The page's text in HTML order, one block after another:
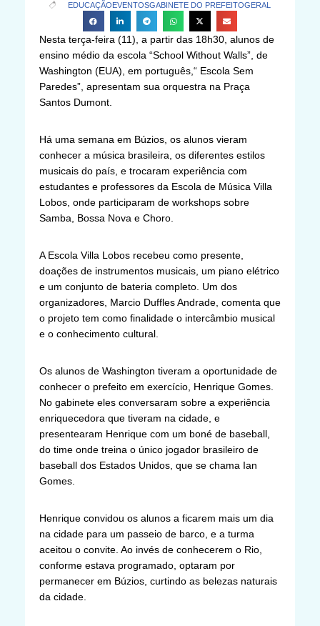
EDUCAÇÃOEVENTOSGABINETE DO PREFEITOGERAL
Nesta terça-feira (11), a partir das 18h30, alunos de
ensino médio da escola “School Without Walls”, de
Washington (EUA), em português,“ Escola Sem
Paredes”, apresentam sua orquestra na Praça
Santos Dumont.
Há uma semana em Búzios, os alunos vieram
conhecer a música brasileira, os diferentes estilos
musicais do país, e trocaram experiência com
estudantes e professores da Escola de Música Villa
Lobos, onde participaram de workshops sobre
Samba, Bossa Nova e Choro.
A Escola Villa Lobos recebeu como presente,
doações de instrumentos musicais, um piano elétrico
e um conjunto de bateria completo. Um dos
organizadores, Marcio Duffles Andrade, comenta que
o projeto tem como finalidade o intercâmbio musical
e o conhecimento cultural.
Os alunos de Washington tiveram a oportunidade de
conhecer o prefeito em exercício, Henrique Gomes.
No gabinete eles conversaram sobre a experiência
enriquecedora que tiveram na cidade, e
presentearam Henrique com um boné de baseball,
do time onde treina o único jogador brasileiro de
baseball dos Estados Unidos, que se chama Ian
Gomes.
Henrique convidou os alunos a ficarem mais um dia
na cidade para um passeio de barco, e a turma
aceitou o convite. Ao invés de conhecerem o Rio,
conforme estava programado, optaram por
permanecer em Búzios, curtindo as belezas naturais
da cidade.